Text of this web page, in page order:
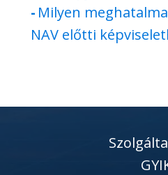
Milyen
NAV előtti